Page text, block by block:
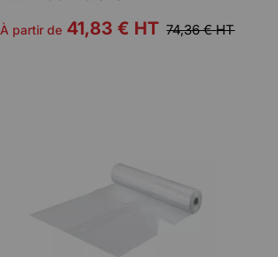
À partir de 41,83 € HT 74,36 €HT